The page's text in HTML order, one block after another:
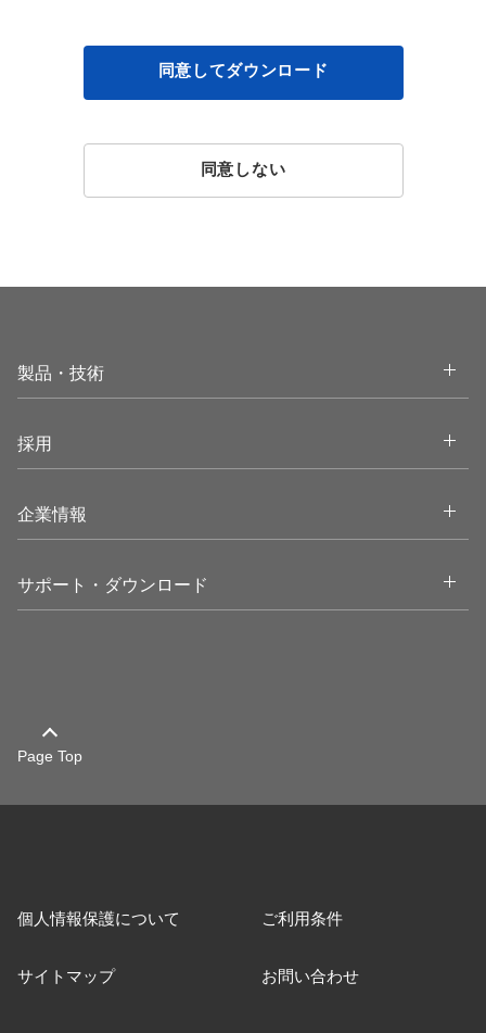
同意してダウンロード
同意しない
製品・技術Open
採用
企業情報
サポート・ダウンロード
Page Top
個人情報保護について ご利用条件
サイトマップ お問い合わせ